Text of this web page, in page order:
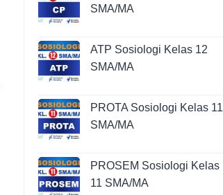
SMA/MA
ATP Sosiologi Kelas 12
SMA/MA
PROTA Sosiologi Kelas 11
SMA/MA
PROSEM Sosiologi Kelas
11 SMA/MA